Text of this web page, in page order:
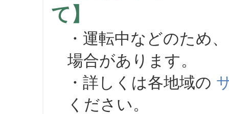
て】
・運転中などのため
場合があります。
・詳しくは各地域の
ください。